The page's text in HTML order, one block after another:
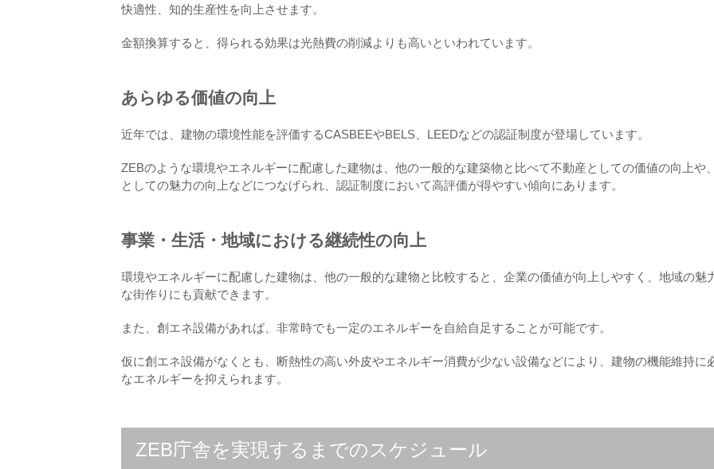
快適性、知的生産性を向上させます。
金額換算すると、得られる効果は光熱費の削減よりも高いといわれています。
あらゆる価値の向上
近年では、建物の環境性能を評価するCASBEEやBELS、LEEDなどの認証制度が登場しています。
ZEBのような環境やエネルギーに配慮した建物は、他の一般的な建築物と比べて不動産としての価値の向上や
としての魅力の向上などにつなげられ、認証制度において高評価が得やすい傾向にあります。
事業・生活・地域における継続性の向上
環境やエネルギーに配慮した建物は、他の一般的な建物と比較すると、企業の価値が向上しやすく、地域の魅
な街作りにも貢献できます。
また、創エネ設備があれば、非常時でも一定のエネルギーを自給自足することが可能です。
仮に創エネ設備がなくとも、断熱性の高い外皮やエネルギー消費が少ない設備などにより、建物の機能維持に
なエネルギーを抑えられます。
ZEB庁舎を実現するまでのスケジュール